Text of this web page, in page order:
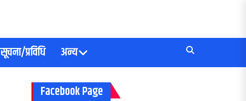
सूचना/प्रविधि अन्य
Facebook Page